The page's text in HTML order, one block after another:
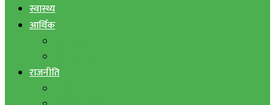
स्वास्थ्य
आर्थिक
राजनीति